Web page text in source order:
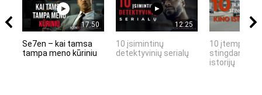
17:50
Se7en – kai tamsa
tampa meno kūriniu
12:25
10 įsimintinų
detektyvinių serialų
10 įtemptų,
stingdančių
istorijų